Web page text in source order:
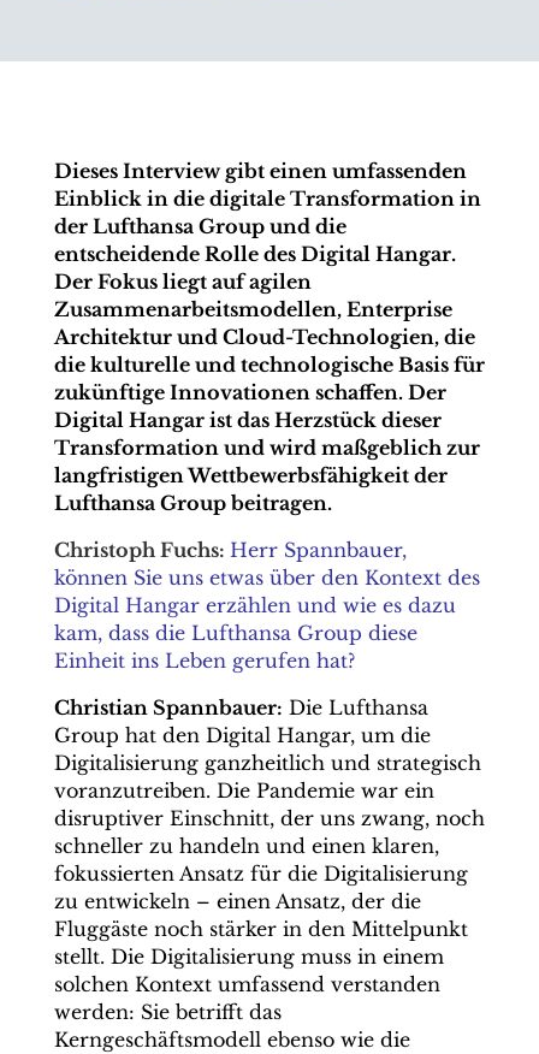
Dieses Interview gibt einen umfassenden
Einblick in die digitale Transformation in
der Lufthansa Group und die
entscheidende Rolle des Digital Hangar.
Der Fokus liegt auf agilen
Zusammenarbeitsmodellen, Enterprise
Architektur und Cloud-Technologien, die
die kulturelle und technologische Basis für
zukünftige Innovationen schaffen. Der
Digital Hangar ist das Herzstück dieser
Transformation und wird maßgeblich zur
langfristigen Wettbewerbsfähigkeit der
Lufthansa Group beitragen.
Christoph Fuchs: Herr Spannbauer,
können Sie uns etwas über den Kontext des
Digital Hangar erzählen und wie es dazu
kam, dass die Lufthansa Group diese
Einheit ins Leben gerufen hat?
Christian Spannbauer: Die Lufthansa
Group hat den Digital Hangar, um die
Digitalisierung ganzheitlich und strategisch
voranzutreiben. Die Pandemie war ein
disruptiver Einschnitt, der uns zwang, noch
schneller zu handeln und einen klaren,
fokussierten Ansatz für die Digitalisierung
zu entwickeln – einen Ansatz, der die
Fluggäste noch stärker in den Mittelpunkt
stellt. Die Digitalisierung muss in einem
solchen Kontext umfassend verstanden
werden: Sie betrifft das
Kerngeschäftsmodell ebenso wie die